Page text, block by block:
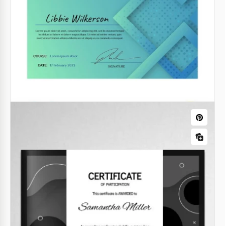
Certificato emozionante viola
Offri corsi e vuoi fornire un certificato con un design
insolito per tutti i partecipanti?
Certificato di Partecipazione Turchese
Il tuo corso, webinar o seminario dell'autore sta
arrivando presto? Vuoi accontentare tutti coloro che
hanno acquistato i biglietti con certificati di